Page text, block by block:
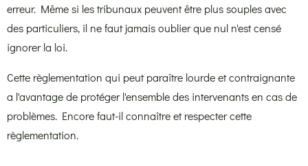
erreur. Même si les tribunaux peuvent être plus souples avec
des particuliers, il ne faut jamais oublier que nul n'est censé
ignorer la loi.
Cette règlementation qui peut paraître lourde et contraignante
a l'avantage de protéger l'ensemble des intervenants en cas de
problèmes. Encore faut-il connaître et respecter cette
règlementation.